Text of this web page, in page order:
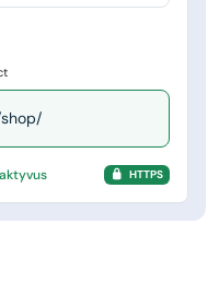
HTTPS